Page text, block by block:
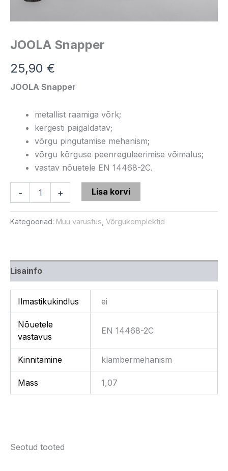
JOOLA Snapper
25,90 €
JOOLA Snapper
metallist raamiga võrk;
kergesti paigaldatav;
võrgu pingutamise mehanism;
võrgu kõrguse peenreguleerimise võimalus;
vastav nõuetele EN 14468-2C.
- + Lisa korvi
Kategooriad: Muu varustus Võrgukomplektid
Lisainfo
Ilmastikukindlus ei
Nõuetele
vastavus
EN 14468-2C
Kinnitamine klambermehanism
Mass 1,07
Seotud tooted